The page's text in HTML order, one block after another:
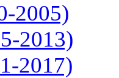
2005)
2013)
2017)